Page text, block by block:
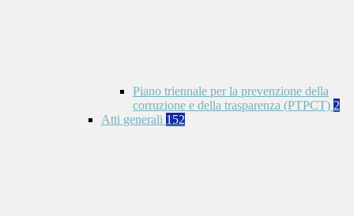
Piano triennale per la prevenzione della
corruzione e della trasparenza (PTPCT) 2
Atti generali 152